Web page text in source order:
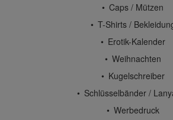
Caps / Mützen
T-Shirts /
Erotik-Kalender
Weihnachten
Kugelschreiber
Schlüsselbänder /
Werbedruck